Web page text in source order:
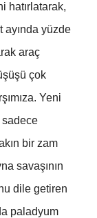
hatırlatarak,
ayında yüzde
araç
çok
Yeni
bir zam
savaşının
dile getiren
paladyum